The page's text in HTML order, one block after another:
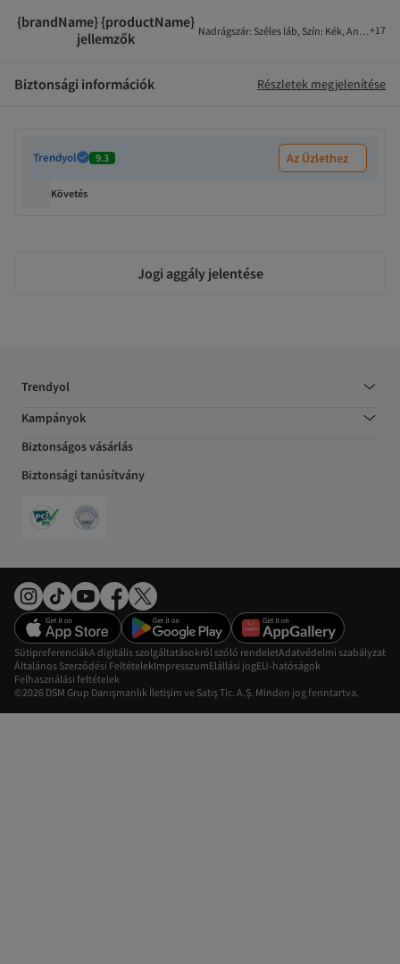
{brandName} {productName}
jellemzők
Nadrágszár: Széles láb, Szín: Kék,Anyag:
+17
Biztonsági információk Részletek megjelenítése
Trendyol 9.3 Az Üzlethez
Követés
Jogi aggály jelentése
Trendyol
Kampányok
Biztonságos vásárlás
Biztonsági tanúsítvány
©2026 DSM Grup Danışmanlık İletişim ve Satış Tic. A.Ş. Minden jog fenntartva.
SütipreferenciákA digitális szolgáltatásokról szóló rendeletAdatvédelmi szabályzat
Általános Szerződési FeltételekImpresszumElállási jogEU-hatóságok
Felhasználási feltételek